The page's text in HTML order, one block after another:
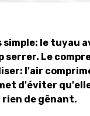
le tuyau
serrer. Le
l'air
d'éviter
rien de gênant.